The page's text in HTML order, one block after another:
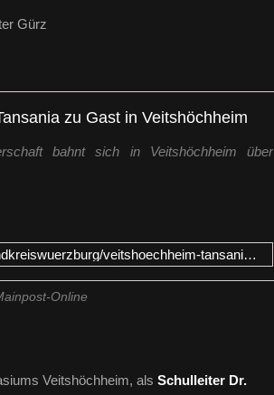
Gürz
zu Gast in Veitshöchheim
bahnt sich in Veitshöchheim über
https://www.mainpost.de/wuerzburg/landkreiswuerzburg/veitshoechheim-tansania-zu-gast-in-veitshoechheim-112573207
Online
Veitshöchheim, als Schulleiter Dr.